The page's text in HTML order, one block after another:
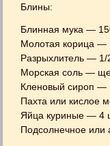
Блины:
Блинная мука —
Молотая корица —
Разрыхлитель — 1/
Морская соль —
Кленовый сироп —
Пахта или кислое
Яйца куриные — 4
Подсолнечное или